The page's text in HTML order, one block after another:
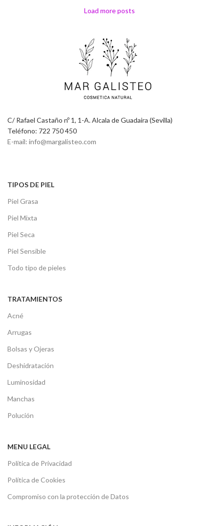
Load more posts
C/ Rafael Castaño nº 1, 1-A. Alcala de Guadaira (Sevilla)
Teléfono: 722 750 450
E-mail: info@margalisteo.com
TIPOS DE PIEL
Piel Grasa
Piel Mixta
Piel Seca
Piel Sensible
Todo tipo de pieles
TRATAMIENTOS
Acné
Arrugas
Bolsas y Ojeras
Deshidratación
Luminosidad
Manchas
Polución
MENU LEGAL
Política de Privacidad
Política de Cookies
Compromiso con la protección de Datos